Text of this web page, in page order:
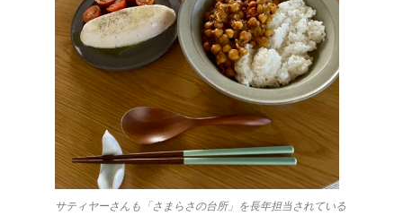
サティヤーさんも「さまらさの台所」を長年担当されている